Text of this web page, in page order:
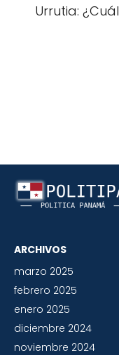
Urrutia:
ARCHIVOS
marzo 2025
febrero 2025
enero 2025
diciembre 2024
noviembre 2024